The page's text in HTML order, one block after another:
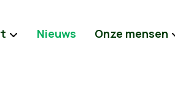
Nieuws Onze mensen